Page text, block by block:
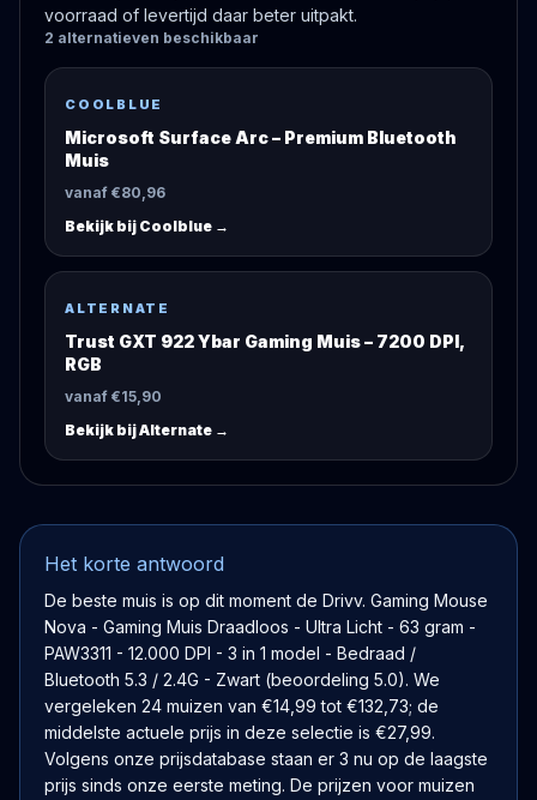
voorraad of levertijd daar beter uitpakt.
2 alternatieven beschikbaar
COOLBLUE
Microsoft Surface Arc – Premium Bluetooth
Muis
vanaf €80,96
Bekijk bij Coolblue →
ALTERNATE
Trust GXT 922 Ybar Gaming Muis – 7200 DPI,
RGB
vanaf €15,90
Bekijk bijAlternate →
Het korte antwoord
De beste muis is op dit moment de Drivv. Gaming Mouse
Nova - Gaming Muis Draadloos - Ultra Licht - 63 gram -
PAW3311 - 12.000 DPI - 3 in 1 model - Bedraad /
Bluetooth 5.3 / 2.4G - Zwart (beoordeling 5.0). We
vergeleken 24 muizen van €14,99 tot €132,73; de
middelste actuele prijs in deze selectie is €27,99.
Volgens onze prijsdatabase staan er 3 nu op de laagste
prijs sinds onze eerste meting. De prijzen voor muizen